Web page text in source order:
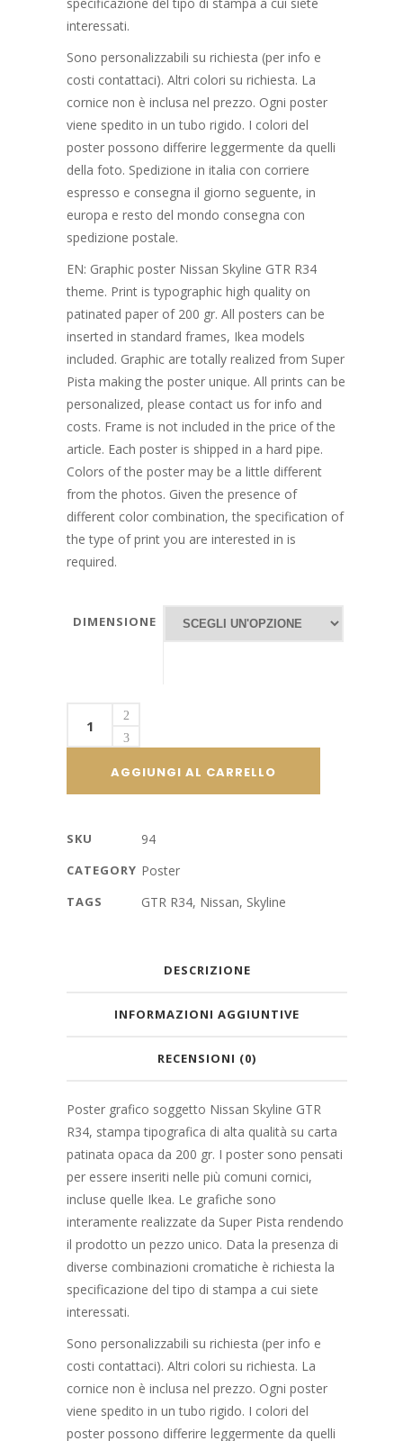
specificazione del tipo di stampa a cui siete
interessati.
Sono personalizzabili su richiesta (per info e
costi contattaci). Altri colori su richiesta. La
cornice non è inclusa nel prezzo. Ogni poster
viene spedito in un tubo rigido. I colori del
poster possono differire leggermente da quelli
della foto. Spedizione in italia con corriere
espresso e consegna il giorno seguente, in
europa e resto del mondo consegna con
spedizione postale.
EN: Graphic poster Nissan Skyline GTR R34
theme. Print is typographic high quality on
patinated paper of 200 gr. All posters can be
inserted in standard frames, Ikea models
included. Graphic are totally realized from Super
Pista making the poster unique. All prints can be
personalized, please contact us for info and
costs. Frame is not included in the price of the
article. Each poster is shipped in a hard pipe.
Colors of the poster may be a little different
from the photos. Given the presence of
different color combination, the specification of
the type of print you are interested in is
required.
DIMENSIONE
AGGIUNGI AL CARRELLO
SKU 94
CATEGORY Poster
TAGS GTR R34, Nissan, Skyline
DESCRIZIONE
INFORMAZIONI AGGIUNTIVE
RECENSIONI (0)
Poster grafico soggetto Nissan Skyline GTR
R34, stampa tipografica di alta qualità su carta
patinata opaca da 200 gr. I poster sono pensati
per essere inseriti nelle più comuni cornici,
incluse quelle Ikea. Le grafiche sono
interamente realizzate da Super Pista rendendo
il prodotto un pezzo unico. Data la presenza di
diverse combinazioni cromatiche è richiesta la
specificazione del tipo di stampa a cui siete
interessati.
Sono personalizzabili su richiesta (per info e
costi contattaci). Altri colori su richiesta. La
cornice non è inclusa nel prezzo. Ogni poster
viene spedito in un tubo rigido. I colori del
poster possono differire leggermente da quelli